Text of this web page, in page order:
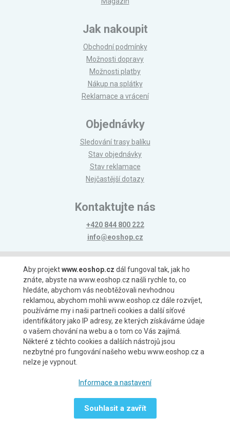
Jak nakoupit
Obchodní podmínky
Možnosti dopravy
Možnosti platby
Nákup na splátky
Reklamace a vrácení
Objednávky
Sledování trasy balíku
Stav objednávky
Stav reklamace
Nejčastější dotazy
Kontaktujte nás
+420 844 800 222
info@eoshop.cz
Možnosti platby
Možnosti dopravy
Aby projektwww.eoshop.cz dál fungoval tak, jak ho
znáte, abyste na www.eoshop.cz našli rychle to, co
hledáte, abychom vás neobtěžovali nevhodnou
reklamou, abychom mohli www.eoshop.cz dále rozvíjet,
používáme my i naši partneři cookies a další síťové
identifikátory jako IP adresy, ze kterých získáváme údaje
o vašem chování na webu a o tom co Vás zajímá.
Některé z těchto cookies a dalších nástrojů jsou
nezbytné pro fungování našeho webu www.eoshop.cz a
nelze je vypnout.
Informace a nastavení
Souhlasit a zavřít